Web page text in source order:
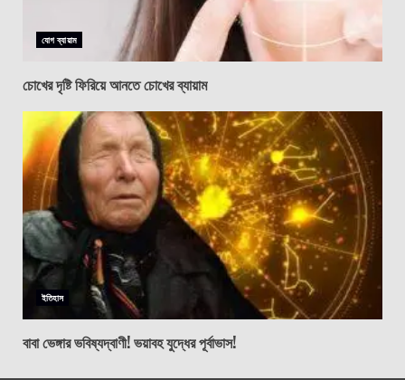
যোগ ব্যায়াম
চোখের দৃষ্টি ফিরিয়ে আনতে চোখের ব্যায়াম
ইতিহাস
বাবা ভেঙ্গার ভবিষ্যদ্বাণী! ভয়াবহ যুদ্ধের পূর্বাভাস!